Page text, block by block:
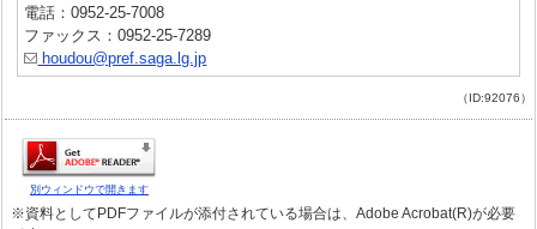
電話：0952-25-7008
ファックス：0952-25-7289
houdou@pref.saga.lg.jp
（ID:92076）
別ウィンドウで開きます
※資料としてPDFファイルが添付されている場合は、Adobe Acrobat(R)が必要